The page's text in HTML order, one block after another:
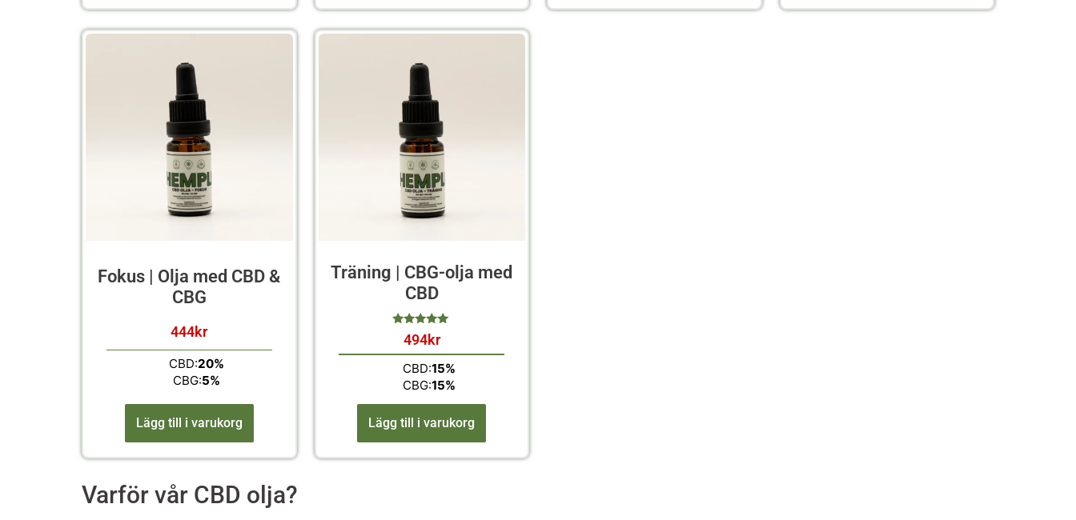
Fokus | Olja med CBD &
CBG
444kr
CBD:20%
CBG:5%
Lägg till i varukorg
Träning | CBG-olja med
CBD
av 5
494kr
CBD:15%
CBG:15%
Lägg till i varukorg
Varför vår CBD olja?